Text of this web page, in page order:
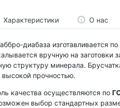
Характеристики О нас
диабаза изготавливается
вручную на заготовки
структуру минерала.
высокой прочностью.
качества осуществляются по
выбор стандартных